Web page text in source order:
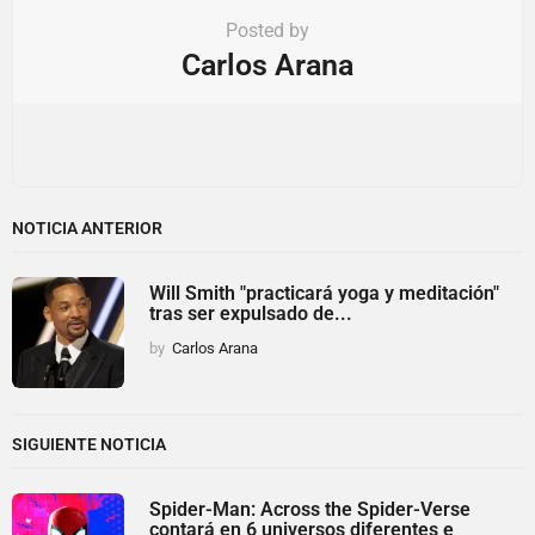
Posted by
Carlos Arana
NOTICIA ANTERIOR
Will Smith "practicará yoga y meditación"
tras ser expulsado de...
by Carlos Arana
SIGUIENTE NOTICIA
Spider-Man: Across the Spider-Verse
contará en 6 universos diferentes e